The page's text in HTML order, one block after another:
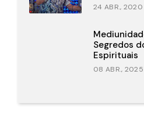
24 ABR., 2020
Segredos
Espirituais
08 ABR., 2025